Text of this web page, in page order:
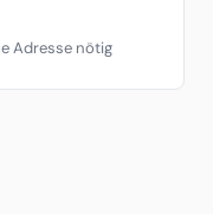
Adresse nötig